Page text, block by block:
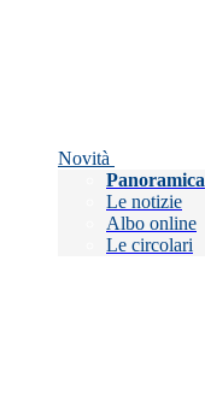
Novità
Panoramica
Le notizie
Albo online
Le circolari